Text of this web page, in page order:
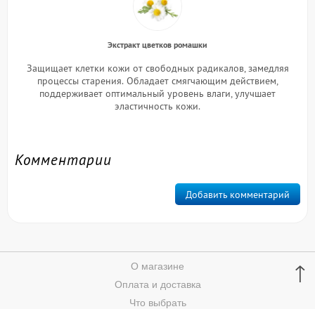
Экстракт цветков ромашки
Защищает клетки кожи от свободных радикалов, замедляя
процессы старения. Обладает смягчающим действием,
поддерживает оптимальный уровень влаги, улучшает
эластичность кожи.
Комментарии
Добавить комментарий
↑
О магазине
Оплата и доставка
Что выбрать